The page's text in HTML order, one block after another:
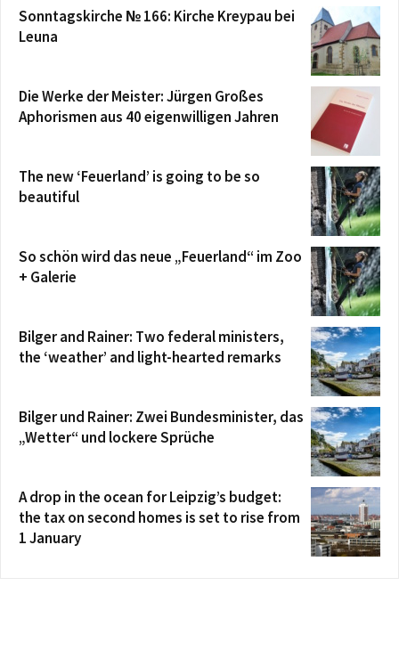
Sonntagskirche № 166: Kirche Kreypau bei
Leuna
Die Werke der Meister: Jürgen Großes
Aphorismen aus 40 eigenwilligen Jahren
The new ‘Feuerland’ is going to be so
beautiful
So schön wird das neue „Feuerland“ im Zoo
+ Galerie
Bilger and Rainer: Two federal ministers,
the ‘weather’ and light-hearted remarks
Bilger und Rainer: Zwei Bundesminister, das
„Wetter“ und lockere Sprüche
A drop in the ocean for Leipzig’s budget:
the tax on second homes is set to rise from
1 January